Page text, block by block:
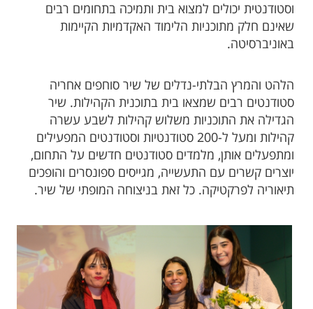
וסטודנטית יכולים למצוא בית ותמיכה בתחומים רבים
שאינם חלק מתוכניות הלימוד האקדמיות הקיימות
באוניברסיטה.
הלהט והמרץ הבלתי-נדלים של שיר סוחפים אחריה
סטודנטים רבים שמצאו בית בתוכנית הקהילות. שיר
הגדילה את התוכניות משלוש קהילות לשבע עשרה
קהילות ומעל ל-200 סטודנטיות וסטודנטים המפעילים
ומתפעלים אותן, מלמדים סטודנטים חדשים על התחום,
יוצרים קשרים עם התעשייה, מגייסים ספונסרים והופכים
תיאוריה לפרקטיקה. כל זאת בניצוחה המופתי של שיר.